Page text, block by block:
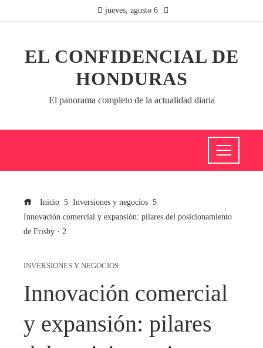
jueves, agosto 6
EL CONFIDENCIAL DE
HONDURAS
El panorama completo de la actualidad diaria
Inicio
Inversiones y negocios
Innovación comercial y expansión: pilares del posicionamiento
de Frisby · 2
INVERSIONES Y NEGOCIOS
Innovación comercial
y expansión: pilares